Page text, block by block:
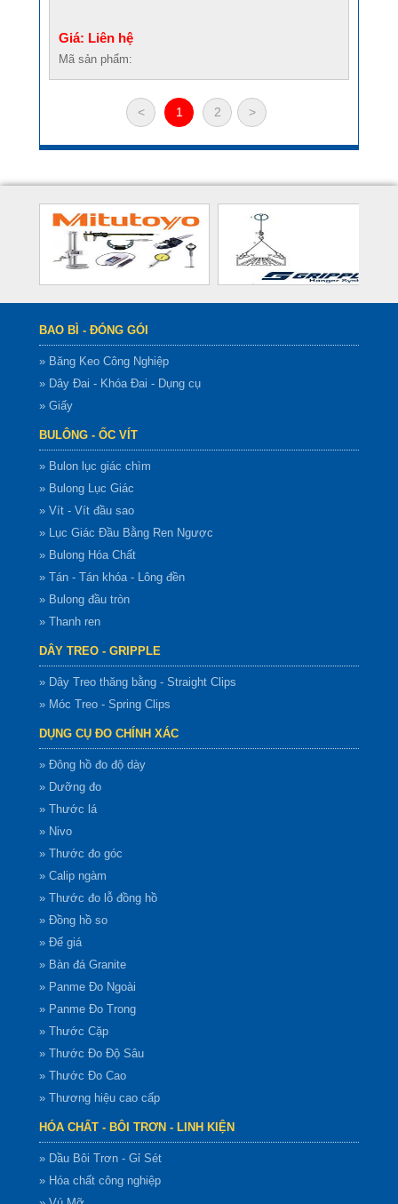
Giá: Liên hệ
Mã sản phẩm:
< 1 2 >
BAO BÌ - ĐÓNG GÓI
» Băng Keo Công Nghiệp
» Dây Đai - Khóa Đai - Dụng cụ
» Giấy
BULÔNG - ỐC VÍT
» Bulon lục giác chìm
» Bulong Lục Giác
» Vít - Vít đầu sao
» Lục Giác Đầu Bằng Ren Ngược
» Bulong Hóa Chất
» Tán - Tán khóa - Lông đền
» Bulong đầu tròn
» Thanh ren
DÂY TREO - GRIPPLE
» Dây Treo thăng bằng - Straight Clips
» Móc Treo - Spring Clips
DỤNG CỤ ĐO CHÍNH XÁC
» Đông hồ đo độ dày
» Dưỡng đo
» Thước lá
» Nivo
» Thước đo góc
» Calip ngàm
» Thước đo lỗ đồng hồ
» Đồng hồ so
» Đế giá
» Bàn đá Granite
» Panme Đo Ngoài
» Panme Đo Trong
» Thước Cặp
» Thước Đo Độ Sâu
» Thước Đo Cao
» Thương hiệu cao cấp
HÓA CHẤT - BÔI TRƠN - LINH KIỆN
» Dầu Bôi Trơn - Gỉ Sét
» Hóa chất công nghiệp